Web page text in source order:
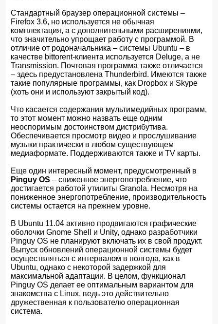
Стандартный браузер операционной системы –
Firefox 3.6, но используется не обычная
комплектация, а с дополнительными расширениями,
что значительно упрощает работу с программой. В
отличие от родоначальника – системы Ubuntu – в
качестве bittorent-клиента используется Deluge, а не
Transmission. Почтовая программа также отличается
– здесь предустановлена Thunderbird. Имеются также
такие популярные программы, как Dropbox и Skype
(хоть они и используют закрытый код).
Что касается содержания мультимедийных программ,
то этот момент можно назвать еще одним
неоспоримым достоинством дистрибутива.
Обеспечивается просмотр видео и прослушивание
музыки практически в любом существующем
медиаформате. Поддерживаются также и TV карты.
Еще один интересный момент, предусмотренный в
Pinguy OS– сниженное энергопотребление, что
достигается работой утилиты Granola. Несмотря на
пониженное энергопотребление, производительность
системы остается на прежнем уровне.
В Ubuntu 11.04 активно продвигаются графические
оболочки Gnome Shell и Unity, однако разработчики
Pinguy OS не планируют включать их в свой продукт.
Выпуск обновлений операционной системы будет
осуществляться с интервалом в полгода, как в
Ubuntu, однако с некоторой задержкой для
максимальной адаптации. В целом, функционал
Pinguy OS делает ее оптимальным вариантом для
знакомства с Linux, ведь это действительно
дружественная к пользователю операционная
система.